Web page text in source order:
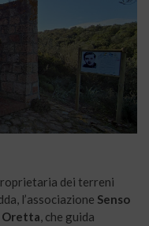
dei terreni
l’associazione Senso
Oretta, che guida